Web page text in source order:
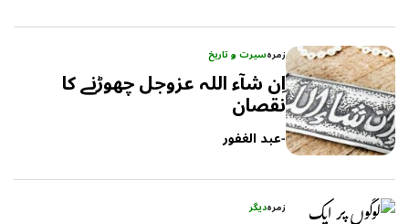
زمرہسیرت و تاریخ
اِن شآء اللہ عزوجل چھوڑنے کا
نقصان
-عبد الغفور
زمرہدیگر